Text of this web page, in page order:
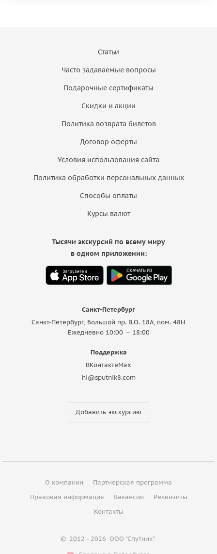
Статьи
Часто задаваемые вопросы
Подарочные сертификаты
Скидки и акции
Политика возврата билетов
Договор оферты
Условия использования сайта
Политика обработки персональных данных
Способы оплаты
Курсы валют
Санкт-Петербург
Санкт-Петербург, Большой пр. В.О. 18A, пом. 48Н
Ежедневно 10:00 — 18:00
Поддержка
ВКонтактеMax
hi@sputnik8.com
Добавить экскурсию
Тысячи экскурсий по всему миру
в одном приложении:
О компании
Партнерская программа
Правовая информация
Вакансии
Реквизиты
Контакты
© 2012 - 2026 ООО "Спутник"